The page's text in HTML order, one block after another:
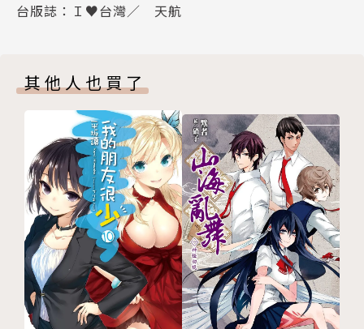
台版誌：Ｉ♥台灣／ 天航
其他人也買了